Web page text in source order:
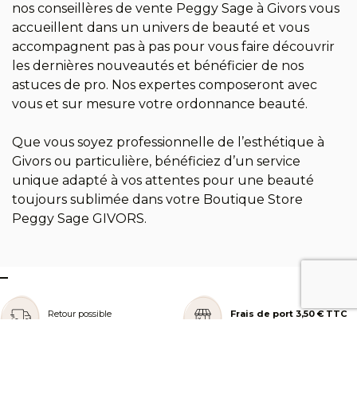
nos conseillères de vente Peggy Sage à Givors vous
accueillent dans un univers de beauté et vous
accompagnent pas à pas pour vous faire découvrir
les dernières nouveautés et bénéficier de nos
astuces de pro. Nos expertes composeront avec
vous et sur mesure votre ordonnance beauté.
Que vous soyez professionnelle de l’esthétique à
Givors ou particulière, bénéficiez d’un service
unique adapté à vos attentes pour une beauté
toujours sublimée dans votre Boutique Store
Peggy Sage GIVORS.
–
Retour possible
Frais de port 3,50 € TTC